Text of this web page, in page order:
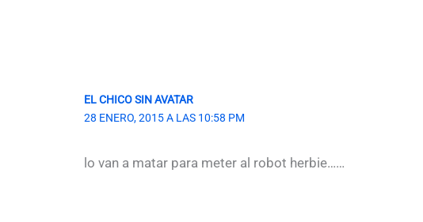
EL CHICO SIN AVATAR
28 ENERO, 2015 A LAS 10:58 PM
lo van a matar para meter al robot herbie……